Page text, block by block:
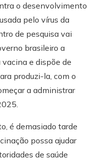
o desenvolvimento
pelo vírus da
de pesquisa vai
brasileiro a
e dispõe de
produzi-la, com o
a administrar
é demasiado tarde
possa ajudar
de saúde